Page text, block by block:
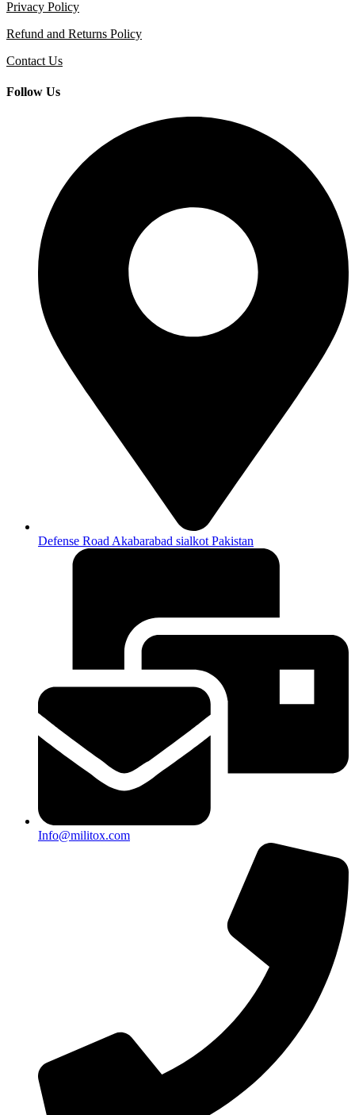
Privacy Policy
Refund and Returns Policy
Contact Us
Follow Us
Defense Road Akabarabad sialkot Pakistan
Info@militox.com